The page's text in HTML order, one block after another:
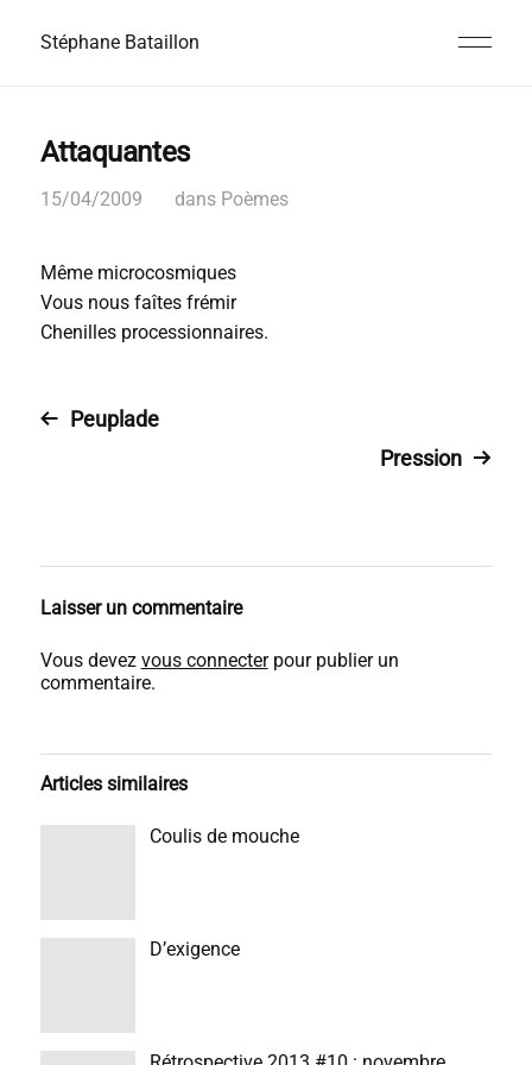
Stéphane Bataillon
Attaquantes
15/04/2009 dans Poèmes
Même microcosmiques
Vous nous faîtes frémir
Chenilles processionnaires.
Peuplade
Pression
Laisser un commentaire
Vous devez vous connecterpour publier un
commentaire.
Articles similaires
Coulis de mouche
D’exigence